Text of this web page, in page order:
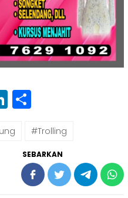
LinkedIn
#Trolling
SEBARKAN